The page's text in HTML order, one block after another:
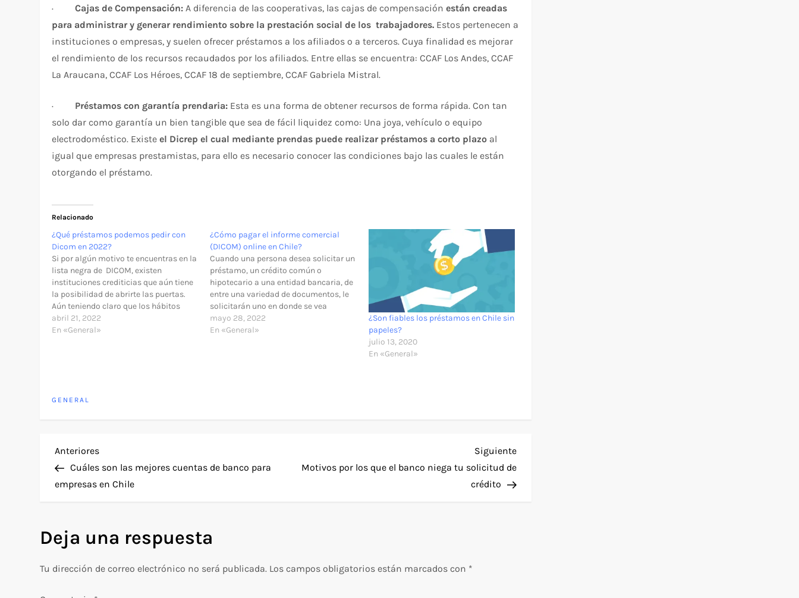
·Cajas de Compensación: A diferencia de las cooperativas, las cajas de compensaciónestán creadas
para administrar y generar rendimiento sobre la prestación social de los trabajadores. Estos pertenecen a
instituciones o empresas, y suelen ofrecer préstamos a los afiliados o a terceros. Cuya finalidad es mejorar
el rendimiento de los recursos recaudados por los afiliados. Entre ellas se encuentra: CCAF Los Andes, CCAF
La Araucana, CCAF Los Héroes, CCAF 18 de septiembre, CCAF Gabriela Mistral.
· Préstamos con garantía prendaria: Esta es una forma de obtener recursos de forma rápida. Con tan
solo dar como garantía un bien tangible que sea de fácil liquidez como: Una joya, vehículo o equipo
electrodoméstico. Existeel Dicrep el cual mediante prendas puede realizar préstamos a corto plazo al
igual que empresas prestamistas, para ello es necesario conocer las condiciones bajo las cuales le están
otorgando el préstamo.
Relacionado
¿Qué préstamos podemos pedir con
Dicom en 2022?
Si por algún motivo te encuentras en la
lista negra de DICOM, existen
instituciones crediticias que aún tiene
la posibilidad de abrirte las puertas.
Aún teniendo claro que los hábitos
financieros de este tipo de personas
son un alto riesgo y la posibilidad de
abril 21, 2022
En «General»
¿Cómo pagar el informe comercial
(DICOM) online en Chile?
Cuando una persona desea solicitar un
préstamo, un crédito común o
hipotecario a una entidad bancaria, de
entre una variedad de documentos, le
solicitarán uno en donde se vea
reflejada la información financiera de
la persona. Las entidades bancarias,
mayo 28, 2022
En «General»
¿Son fiables los préstamos en Chile sin
papeles?
julio 13, 2020
En «General»
GENERAL
N
a
e
g
Entrada
anterior
Anteriores
Cuáles son las mejores cuentas de banco para
empresas en Chile
Siguiente
entrada
Siguiente
Motivos por los que el banco niega tu solicitud de
crédito
Deja una respuesta
Tu dirección de correo electrónico no será publicada. Los campos obligatorios están marcados con *